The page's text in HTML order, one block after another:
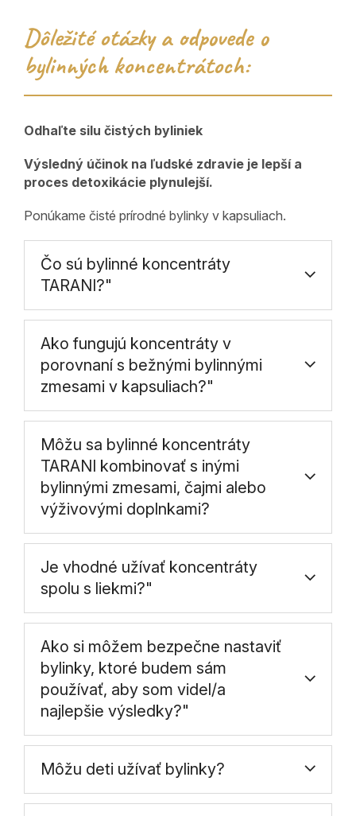
Dôležité otázky a odpovede o
bylinných koncentrátoch:
Odhaľte silu čistých byliniek
Výsledný účinok na ľudské zdravie je lepší a
proces detoxikácie plynulejší.
Ponúkame čisté prírodné bylinky v kapsuliach.
Čo sú bylinné koncentráty
TARANI?"
Ako fungujú koncentráty v
porovnaní s bežnými bylinnými
zmesami v kapsuliach?"
Môžu sa bylinné koncentráty
TARANI kombinovať s inými
bylinnými zmesami, čajmi alebo
výživovými doplnkami?
Je vhodné užívať koncentráty
spolu s liekmi?"
Ako si môžem bezpečne nastaviť
bylinky, ktoré budem sám
používať, aby som videl/a
najlepšie výsledky?"
Môžu deti užívať bylinky?